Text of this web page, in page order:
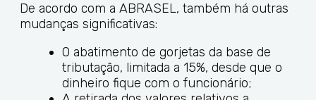
De acordo com a ABRASEL, também há outras
mudanças significativas:
O abatimento de gorjetas da base de
tributação, limitada a 15%, desde que o
dinheiro fique com o funcionário;